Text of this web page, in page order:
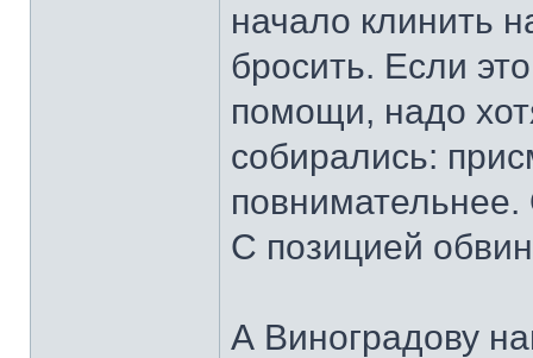
начало клинить
бросить. Если
помощи, надо
собирались:
повнимательнее.
С позицией
А Виноградову